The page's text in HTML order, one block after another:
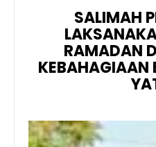
SALIMAH
RAMADAN
KEBAHAGIAAN